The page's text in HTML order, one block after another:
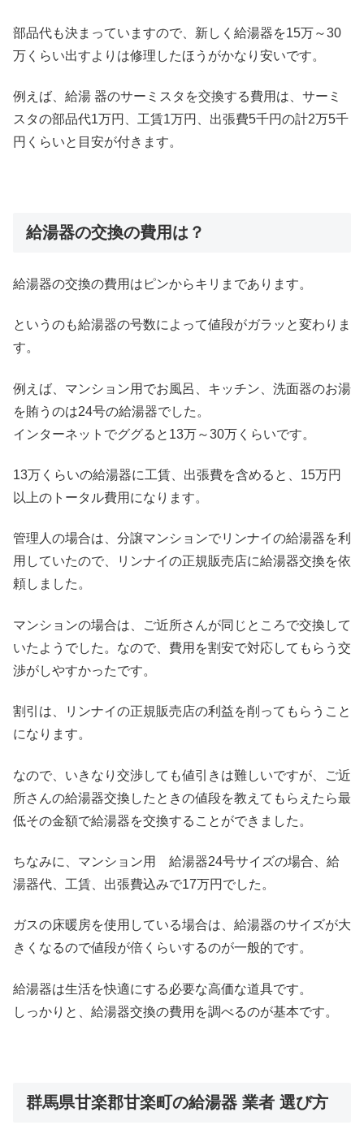
部品代も決まっていますので、新しく給湯器を15万～30
万くらい出すよりは修理したほうがかなり安いです。
例えば、給湯 器のサーミスタを交換する費用は、サーミ
スタの部品代1万円、工賃1万円、出張費5千円の計2万5千
円くらいと目安が付きます。
給湯器の交換の費用は？
給湯器の交換の費用はピンからキリまであります。
というのも給湯器の号数によって値段がガラッと変わりま
す。
例えば、マンション用でお風呂、キッチン、洗面器のお湯
を賄うのは24号の給湯器でした。
インターネットでググると13万～30万くらいです。
13万くらいの給湯器に工賃、出張費を含めると、15万円
以上のトータル費用になります。
管理人の場合は、分譲マンションでリンナイの給湯器を利
用していたので、リンナイの正規販売店に給湯器交換を依
頼しました。
マンションの場合は、ご近所さんが同じところで交換して
いたようでした。なので、費用を割安で対応してもらう交
渉がしやすかったです。
割引は、リンナイの正規販売店の利益を削ってもらうこと
になります。
なので、いきなり交渉しても値引きは難しいですが、ご近
所さんの給湯器交換したときの値段を教えてもらえたら最
低その金額で給湯器を交換することができました。
ちなみに、マンション用 給湯器24号サイズの場合、給
湯器代、工賃、出張費込みで17万円でした。
ガスの床暖房を使用している場合は、給湯器のサイズが大
きくなるので値段が倍くらいするのが一般的です。
給湯器は生活を快適にする必要な高価な道具です。
しっかりと、給湯器交換の費用を調べるのが基本です。
群馬県甘楽郡甘楽町の給湯器 業者 選び方